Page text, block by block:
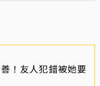
！友人犯錯被她要